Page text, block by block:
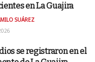
en La Guajira
SUÁREZ
se registraron en el